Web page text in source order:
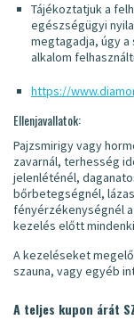
Tájékoztatjuk a
egészségügyi
megtagadja, úgy
alkalom
https://
Ellenjavallatok:
Pajzsmirigy vagy
zavarnál, terhesség
jelenléténél,
bőrbetegségnél,
fényérzékenységnél
kezelés előtt
A kezeléseket
szauna, vagy egyéb
A teljes kupon árát